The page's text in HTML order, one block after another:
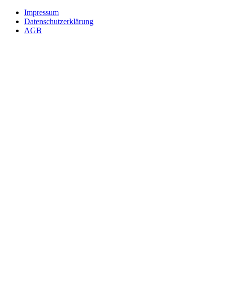
Impressum
Datenschutzerklärung
AGB